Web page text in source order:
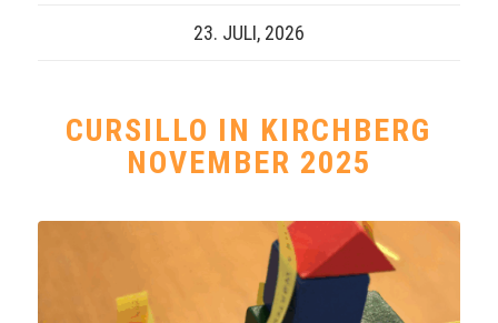
23. JULI, 2026
CURSILLO IN KIRCHBERG
NOVEMBER 2025